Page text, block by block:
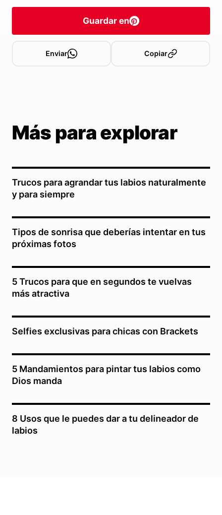
Guardar en
Enviar Copiar
Más para explorar
Trucos para agrandar tus labios naturalmente
y para siempre
Tipos de sonrisa que deberías intentar en tus
próximas fotos
5 Trucos para que en segundos te vuelvas
más atractiva
Selfies exclusivas para chicas con Brackets
5 Mandamientos para pintar tus labios como
Dios manda
8 Usos que le puedes dar a tu delineador de
labios